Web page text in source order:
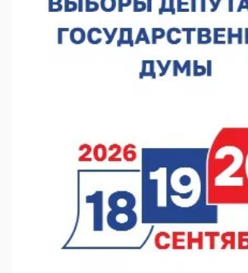
07.08.2026 10:59
Детские сады в Княгинине и Сеченове
Тульские мастера и сегодня куют славу и
07.08.2026 10:15